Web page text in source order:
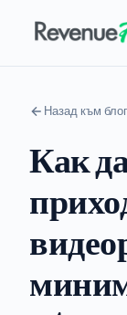
Назад към
Как